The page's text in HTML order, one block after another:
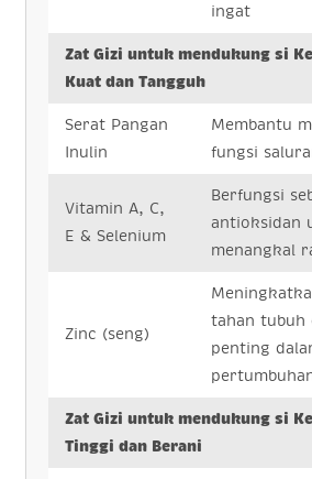
ingat
Zat Gizi untuk mendukung si
Kuat dan Tangguh
Serat Pangan
Inulin
Membantu
fungsi
Vitamin A, C,
E & Selenium
Berfungsi
antioksidan
menangkal
Zinc (seng)
tahan tubuh
penting
Zat Gizi untuk mendukung si
Tinggi dan Berani